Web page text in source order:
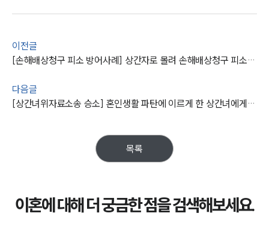
이혼 주요 업무사례
법률지식인
이혼소송·상담후기
업무
이전글
[손해배상청구 피소 방어사례] 상간자로 몰려 손해배상청구 피소했으나 원고 청구기각 승소
다음글
[상간녀위자료소송 승소] 혼인생활 파탄에 이르게 한 상간녀에게 위자료 1,200만 원 받아냄
목록
이혼에 대해 더 궁금한 점을 검색해보세요.